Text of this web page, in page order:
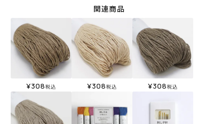
関連商品
¥308税込 ¥308税込 ¥308税込